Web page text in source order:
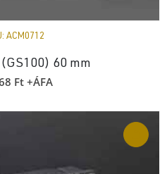
ACM0712
60 mm
Ft+ÁFA